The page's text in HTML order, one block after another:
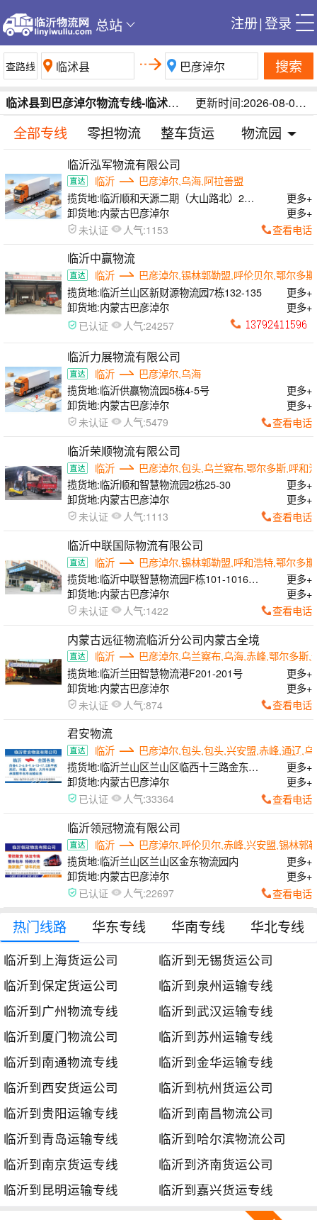
总站 注册|登录
搜索
更新时间:2026-08-07 23:03:54
临沭县到巴彦淖尔物流专线-临沭县至巴彦淖尔货运专线-临沂临沭县到巴彦淖尔运输公司
全部专线 零担物流 整车货运 物流园
临沂泓军物流有限公司
临沂
巴彦淖尔,乌海,阿拉善盟
揽货地:临沂顺和天源二期（大山路北）2号
分拨14-18号
更多+
卸货地:内蒙古巴彦淖尔 更多+
未认证 人气:1153 查看电话
临沂中赢物流
临沂
巴彦淖尔,锡林郭勒盟,呼伦贝尔,鄂尔多
揽货地:临沂兰山区新财源物流园7栋132-135
更多+
卸货地:内蒙古巴彦淖尔 更多+
已认证 人气:24257
临沂力展物流有限公司
临沂
巴彦淖尔,乌海
揽货地:临沂供赢物流园5栋4-5号
更多+
卸货地:内蒙古巴彦淖尔 更多+
未认证 人气:5479 查看电话
临沂荣顺物流有限公司
临沂
巴彦淖尔,包头,乌兰察布,鄂尔多斯,呼和
揽货地:临沂顺和智慧物流园2栋25-30
更多+
卸货地:内蒙古巴彦淖尔 更多+
未认证 人气:1113 查看电话
临沂中联国际物流有限公司
临沂
巴彦淖尔,锡林郭勒盟,呼和浩特,鄂尔多
揽货地:临沂中联智慧物流园F栋101-1016号
（中央大街与涑河北街交汇处）
更多+
卸货地:内蒙古巴彦淖尔 更多+
未认证 人气:1422 查看电话
内蒙古远征物流临沂分公司内蒙古全境
临沂
巴彦淖尔,乌兰察布,乌海,赤峰,鄂尔多斯,
揽货地:临沂兰田智慧物流港F201-201号
更多+
卸货地:内蒙古巴彦淖尔 更多+
未认证 人气:874 查看电话
君安物流
临沂
巴彦淖尔,包头,包头,兴安盟,赤峰,通辽,
揽货地:临沂兰山区兰山区临西十三路金东物
流园内
更多+
卸货地:内蒙古巴彦淖尔 更多+
已认证 人气:33364 查看电话
临沂领冠物流有限公司
临沂
巴彦淖尔,呼伦贝尔,赤峰,兴安盟,锡林郭
揽货地:临沂兰山区兰山区金东物流园内
更多+
卸货地:内蒙古巴彦淖尔 更多+
已认证 人气:22697 查看电话
热门线路 华东专线 华南专线 华北专线
临沂到上海货运公司
临沂到无锡货运公司
临沂到保定货运公司
临沂到泉州运输专线
临沂到广州物流专线
临沂到武汉运输专线
临沂到厦门物流公司
临沂到苏州运输专线
临沂到南通物流专线
临沂到金华运输专线
临沂到西安货运公司
临沂到杭州货运公司
临沂到贵阳运输专线
临沂到南昌物流公司
临沂到青岛运输专线
临沂到哈尔滨物流公司
临沂到南京货运专线
临沂到济南货运公司
临沂到昆明运输专线
临沂到嘉兴货运专线